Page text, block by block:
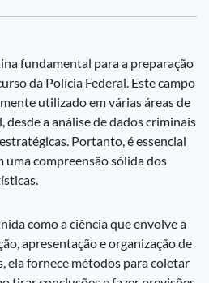
fundamental para a preparação
da Polícia Federal. Este campo
utilizado em várias áreas de
desde a análise de dados criminais
Portanto, é essencial
uma compreensão sólida dos
como a ciência que envolve a
apresentação e organização de
ela fornece métodos para coletar